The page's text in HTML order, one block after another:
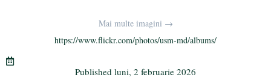
r a
m
ailaj
ea
ză
Mai multe imagini →
https://www.flickr.com/photos/usm-md/albums/
Published luni, 2 februarie 2026